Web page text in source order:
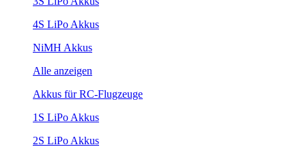
4S LiPo Akkus
NiMH Akkus
Alle anzeigen
Akkus für RC-Flugzeuge
1S LiPo Akkus
2S LiPo Akkus